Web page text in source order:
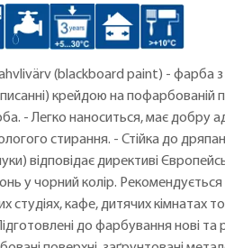
(blackboard paint) - фарба
крейдою на пофарбованій
- Легко наноситься, має добру
стирання. - Стійка до
відповідає директиві
у чорний колір.
студіях, кафе, дитячих кімнатах
до фарбування нові та